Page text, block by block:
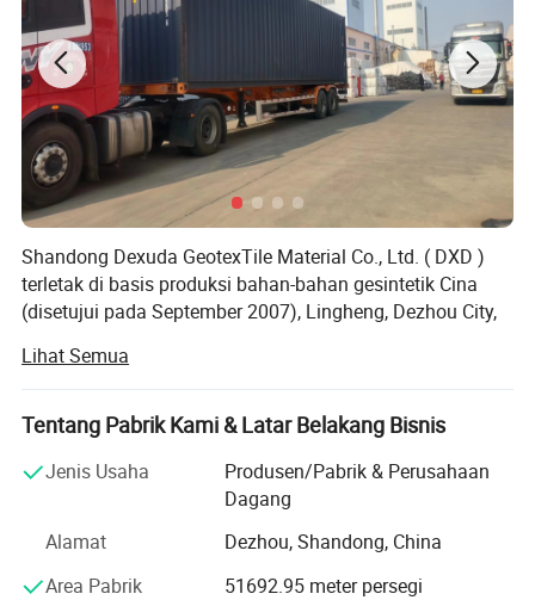
Proses Produksi & Paket
Shandong Dexuda GeotexTile Material Co., Ltd. ( DXD )
terletak di basis produksi bahan-bahan gesintetik Cina
(disetujui pada September 2007), Lingheng, Dezhou City,
seorang penulis besar dari Western Dynasty Han.
Dengan total investasi 120 juta yuan dan terdaftar
dengan modal 50.7 juta yuan, perusahaan memiliki 120
karyawan, termasuk lebih dari 35 tenaga profesional dan
teknis, dan merupakan perusahaan backbone yang telah
mengintegrasikan produksi, penjualan, desain teknis, dan
layanan konstruksi dari bahan-bahan gesintetik baru.
Lihat Semua
Tentang Pabrik Kami & Latar Belakang Bisnis
Jenis Usaha
Produsen/Pabrik & Perusahaan
Dagang
Alamat
Dezhou, Shandong, China
Area Pabrik
51692.95 meter persegi